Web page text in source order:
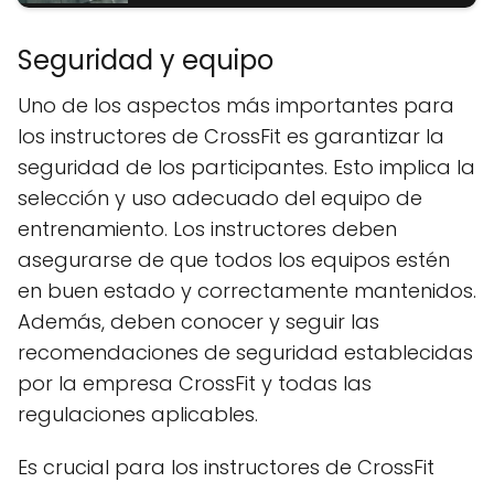
Seguridad y equipo
Uno de los aspectos más importantes para
los instructores de CrossFit es garantizar la
seguridad de los participantes. Esto implica la
selección y uso adecuado del equipo de
entrenamiento. Los instructores deben
asegurarse de que todos los equipos estén
en buen estado y correctamente mantenidos.
Además, deben conocer y seguir las
recomendaciones de seguridad establecidas
por la empresa CrossFit y todas las
regulaciones aplicables.
Es crucial para los instructores de CrossFit